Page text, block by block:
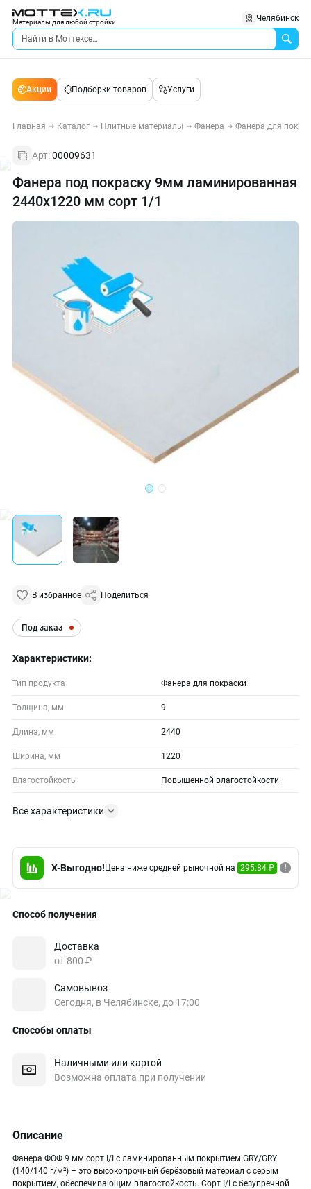
Материалы для любой стройки Челябинск
Акции Подборки товаров Услуги
Главная Каталог Плитные материалы Фанера Фанера для
Арт:00009631
Фанера под покраску 9мм ламинированная
2440х1220 мм сорт 1/1
В избранное Поделиться
Под заказ
Характеристики:
Тип продукта Фанера для покраски
Толщина, мм 9
Длина, мм 2440
Ширина, мм 1220
Влагостойкость Повышенной влагостойкости
Все характеристики
X-Выгодно! Цена ниже средней рыночной на 295.84 ₽
Способ получения
Доставка
от 800 ₽
Самовывоз
Сегодня, в Челябинске, до 17:00
Способы оплаты
Наличными или картой
Возможна оплата при получении
Описание
Фанера ФОФ 9 мм сорт I/I с ламинированным покрытием GRY/GRY
(140/140 г/м²) – это высокопрочный берёзовый материал с серым
покрытием, обеспечивающим влагостойкость. Сорт I/I с безупречной